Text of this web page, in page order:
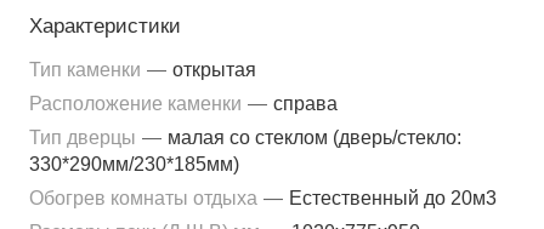
Характеристики
Тип каменки — открытая
Расположение каменки — справа
Тип дверцы — малая со стеклом (дверь/стекло:
330*290мм/230*185мм)
Обогрев комнаты отдыха — Естественный до 20м3